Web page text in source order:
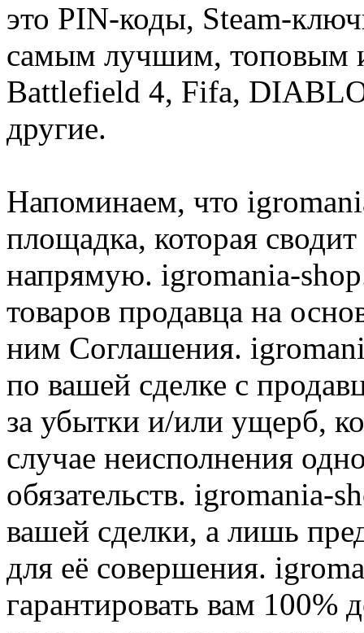
это PIN-коды, Steam-
самым лучшим, топовым
Battlefield 4, Fifa,
другие.
Напоминаем, что
площадка, которая
напрямую. igromania-
товаров продавца на
ним Соглашения.
по вашей сделке с
за убытки и/или ущерб,
случае неисполнения
обязательств. igromania-
вашей сделки, а лишь
для её совершения.
гарантировать вам 100%